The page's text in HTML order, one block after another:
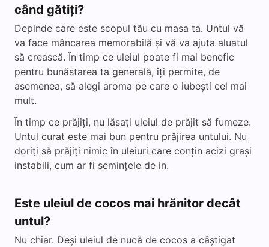
când gătiți?
Depinde care este scopul tău cu masa ta. Untul vă
va face mâncarea memorabilă și vă va ajuta aluatul
să crească. În timp ce uleiul poate fi mai benefic
pentru bunăstarea ta generală, îți permite, de
asemenea, să alegi aroma pe care o iubești cel mai
mult.
În timp ce prăjiți, nu lăsați uleiul de prăjit să fumeze.
Untul curat este mai bun pentru prăjirea untului. Nu
doriți să prăjiți nimic în uleiuri care conțin acizi grași
instabili, cum ar fi semințele de in.
Este uleiul de cocos mai hrănitor decât
untul?
Nu chiar. Deși uleiul de nucă de cocos a câștigat